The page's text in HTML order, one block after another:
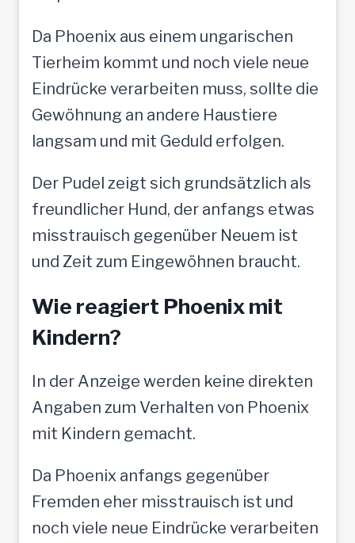
Da Phoenix aus einem ungarischen
Tierheim kommt und noch viele neue
Eindrücke verarbeiten muss, sollte die
Gewöhnung an andere Haustiere
langsam und mit Geduld erfolgen.
Der Pudel zeigt sich grundsätzlich als
freundlicher Hund, der anfangs etwas
misstrauisch gegenüber Neuem ist
und Zeit zum Eingewöhnen braucht.
Wie reagiert Phoenix mit
Kindern?
In der Anzeige werden keine direkten
Angaben zum Verhalten von Phoenix
mit Kindern gemacht.
Da Phoenix anfangs gegenüber
Fremden eher misstrauisch ist und
noch viele neue Eindrücke verarbeiten